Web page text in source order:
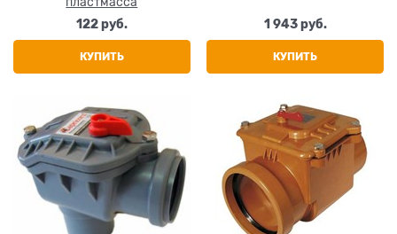
122 руб.
КУПИТЬ
1 943 руб.
КУПИТЬ